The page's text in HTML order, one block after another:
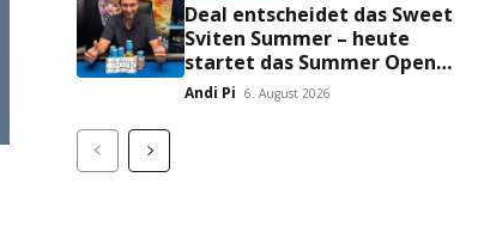
Deal entscheidet das Sweet
Sviten Summer – heute
startet das Summer Open
Bounty!
Andi Pi 6. August 2026